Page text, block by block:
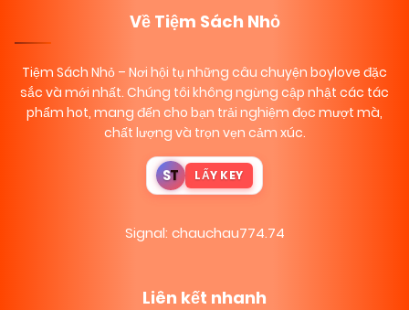
Về Tiệm Sách Nhỏ
Tiệm Sách Nhỏ – Nơi hội tụ những câu chuyện boylove đặc
sắc và mới nhất. Chúng tôi không ngừng cập nhật các tác
phẩm hot, mang đến cho bạn trải nghiệm đọc mượt mà,
chất lượng và trọn vẹn cảm xúc.
ST LẤY KEY
Signal: chauchau774.74
Liên kết nhanh